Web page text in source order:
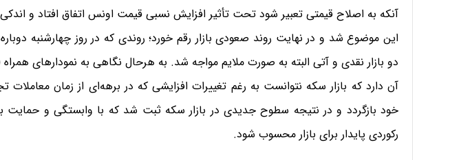
آنکه به اصلاح قیمتی تعبیر شود تحت تأثیر افزایش نسبی قیمت اونس اتفاق افتاد و
این موضوع شد و در نهایت روند صعودی بازار رقم خورد؛ روندی که در روز چهارشنبه
دو بازار نقدی و آتی البته به صورت ملایم مواجه شد. به هرحال نگاهی به نمودارهای
آن دارد که بازار سکه نتوانست به رغم تغییرات افزایشی که در برهه‌ای از زمان معاملات
خود بازگردد و در نتیجه سطوح جدیدی در بازار سکه ثبت شد که با وابستگی و حمایت
رکوردی پایدار برای بازار محسوب شود.